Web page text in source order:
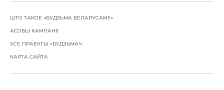
ШТО ТАКОЕ «БУДЗЬМА БЕЛАРУСАМІ!»
АСОБЫ КАМПАНІІ
УСЕ ПРАЕКТЫ «БУДЗЬМА!»
КАРТА САЙТА